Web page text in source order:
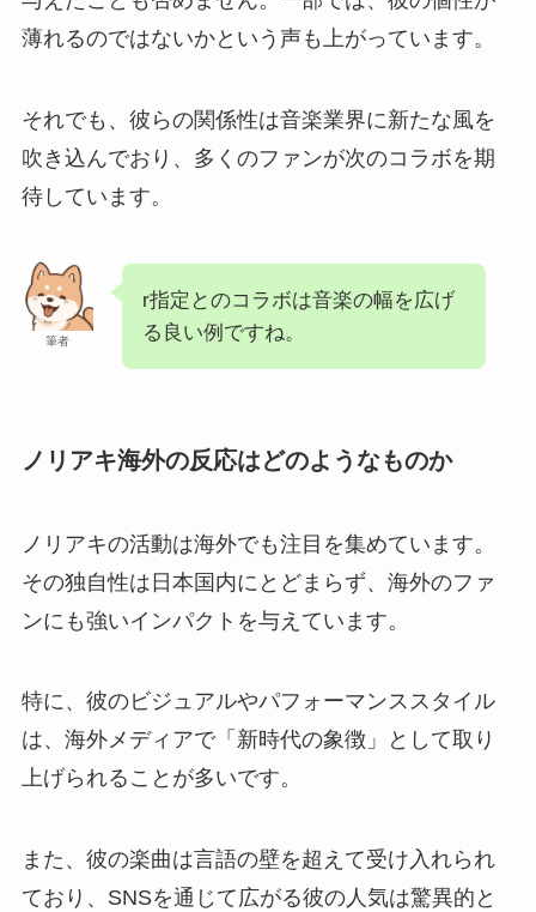
薄れるのではないかという声も上がっています。
それでも、彼らの関係性は音楽業界に新たな風を
吹き込んでおり、多くのファンが次のコラボを期
待しています。
筆者
r指定とのコラボは音楽の幅を広げ
る良い例ですね。
ノリアキ海外の反応はどのようなものか
ノリアキの活動は海外でも注目を集めています。
その独自性は日本国内にとどまらず、海外のファ
ンにも強いインパクトを与えています。
特に、彼のビジュアルやパフォーマンススタイル
は、海外メディアで「新時代の象徴」として取り
上げられることが多いです。
また、彼の楽曲は言語の壁を超えて受け入れられ
ており、SNSを通じて広がる彼の人気は驚異的と